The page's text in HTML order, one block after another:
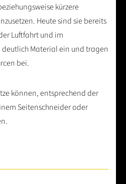
kürzere
Heute sind sie bereits
Luftfahrt und im
deutlich Material ein und tragen
bei.
können, entsprechend der
Seitenschneider oder